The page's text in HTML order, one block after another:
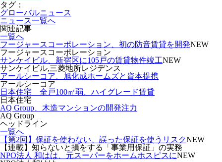
タグ：
グローバルニュース
ニュース一覧へ
関連記事
一覧へ
フージャースコーポレーション、初の防音賃貸を開発NEW
フージャースコーポレーション
サンケイビル、新宿区に105戸の賃貸物件竣工NEW
サンケイビル,三菱地所レジデンス
アールシーコア、旭化成ホームズと資本提携
アールシーコア
日本住宅 全戸100㎡弱、ハイグレード賃貸
日本住宅
AQ Group、木造マンションの開発注力
AQ Group
ヘッドライン
一覧へ
【第2回】保証を使わない、誤った保証を使うリスクNEW
【連載】知らないと損をする「事業用保証」の実務
NPO法人 和はは、元スーパーをホームホスピスにNEW